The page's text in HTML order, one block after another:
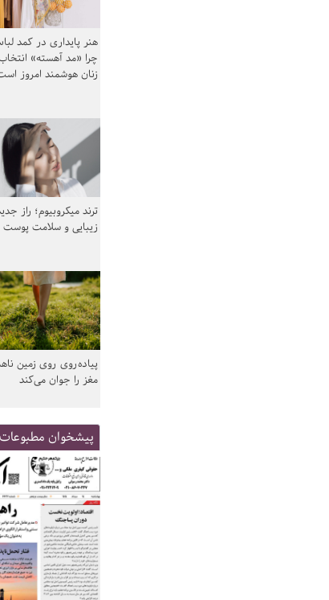
هنر پایداری در کمد
چرا «مد آهسته»
زنان هوشمند امروز
ترند میکروبیوم؛ راز
زیبایی و سلامت پوست
پیاده‌روی روی زمین
مغز را جوان می‌کند
پیشخوان مطبوعات